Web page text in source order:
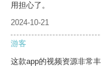
用担心了。
2024-10-21
游客
这款app的视频资源非常